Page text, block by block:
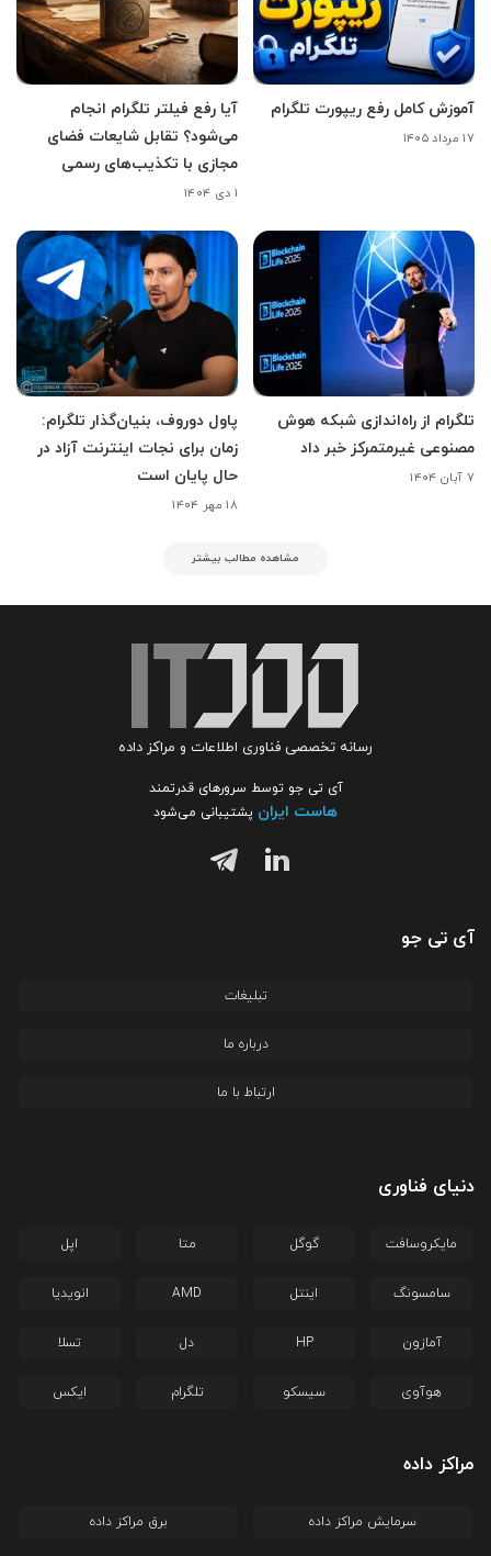
آموزش کامل رفع ریپورت تلگرام
۱۷ مرداد ۱۴۰۵
آیا رفع فیلتر تلگرام انجام
می‌‌شود؟ تقابل شایعات فضای
مجازی با تکذیب‌های رسمی
۱ دی ۱۴۰۴
تلگرام از راه‌اندازی شبکه هوش
مصنوعی غیرمتمرکز خبر داد
۷ آبان ۱۴۰۴
پاول دوروف، بنیان‌گذار تلگرام:
زمان برای نجات اینترنت آزاد در
حال پایان است
۱۸ مهر ۱۴۰۴
مشاهده مطالب بیشتر
رسانه تخصصی فناوری اطلاعات و مراکز داده
آی تی جو توسط سرورهای قدرتمند
هاست ایران پشتیبانی می‌شود
آی تی جو
تبلیغات
درباره ما
ارتباط با ما
دنیای فناوری
مایکروسافت گوگل متا اپل
سامسونگ اینتل AMD انویدیا
آمازون HP دل تسلا
هوآوی سیسکو تلگرام ایکس
مراکز داده
سرمایش مراکز داده برق مراکز داده